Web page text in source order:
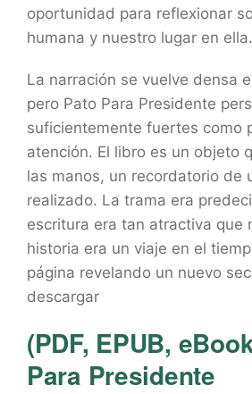
oportunidad para reflexionar
humana y nuestro lugar en ella.
La narración se vuelve densa
pero Pato Para Presidente
suficientemente fuertes como
atención. El libro es un objeto
las manos, un recordatorio de
realizado. La trama era
escritura era tan atractiva que
historia era un viaje en el
página revelando un nuevo
descargar
(PDF, EPUB,
Para Presidente